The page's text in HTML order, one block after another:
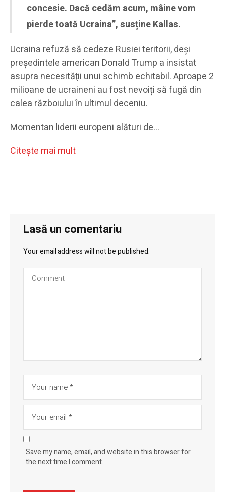
concesie. Dacă cedăm acum, mâine vom
pierde toată Ucraina”, susține Kallas.
Ucraina refuză să cedeze Rusiei teritorii, deşi
preşedintele american Donald Trump a insistat
asupra necesităţii unui schimb echitabil. Aproape 2
milioane de ucraineni au fost nevoiți să fugă din
calea războiului în ultimul deceniu.
Momentan liderii europeni alături de…
Citeşte mai mult
Lasă un comentariu
Your email address will not be published.
Save my name, email, and website in this browser for
the next time I comment.